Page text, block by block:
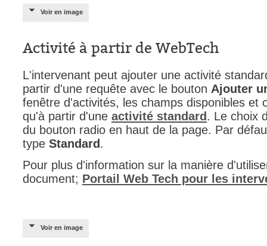
Voir en image
Activité à partir de WebTech
L'intervenant peut ajouter une activité
partir d'une requête avec le bouton Ajouter
fenêtre d'activités, les champs disponibles et
qu'à partir d'une activité standard . Le choix
du bouton radio en haut de la page. Par
type Standard .
Pour plus d'information sur la manière
document; Portail Web Tech pour les
Voir en image